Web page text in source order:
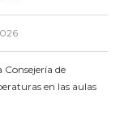
Consejería de
en las aulas